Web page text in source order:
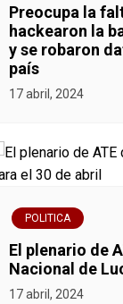
a
c
i
ó
n
d
e
e
Preocupa la
hackearon la
y se robaron
país
17 abril, 2024
POLITICA
El plenario de
Nacional de
17 abril, 2024